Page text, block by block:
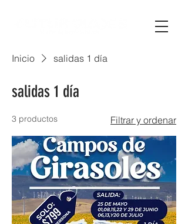
Inicio salidas 1 día
salidas 1 día
3 productos Filtrar y ordenar